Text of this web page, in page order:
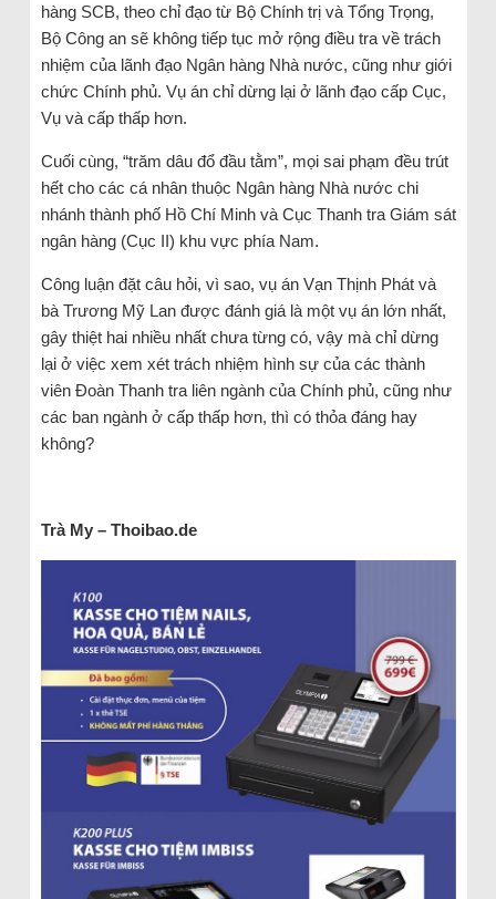
hàng SCB, theo chỉ đạo từ Bộ Chính trị và Tổng Trọng,
Bộ Công an sẽ không tiếp tục mở rộng điều tra về trách
nhiệm của lãnh đạo Ngân hàng Nhà nước, cũng như giới
chức Chính phủ. Vụ án chỉ dừng lại ở lãnh đạo cấp Cục,
Vụ và cấp thấp hơn.
Cuối cùng, “trăm dâu đổ đầu tằm”, mọi sai phạm đều trút
hết cho các cá nhân thuộc Ngân hàng Nhà nước chi
nhánh thành phố Hồ Chí Minh và Cục Thanh tra Giám sát
ngân hàng (Cục II) khu vực phía Nam.
Công luận đặt câu hỏi, vì sao, vụ án Vạn Thịnh Phát và
bà Trương Mỹ Lan được đánh giá là một vụ án lớn nhất,
gây thiệt hai nhiều nhất chưa từng có, vậy mà chỉ dừng
lại ở việc xem xét trách nhiệm hình sự của các thành
viên Đoàn Thanh tra liên ngành của Chính phủ, cũng như
các ban ngành ở cấp thấp hơn, thì có thỏa đáng hay
không?
TràMy – Thoibao.de